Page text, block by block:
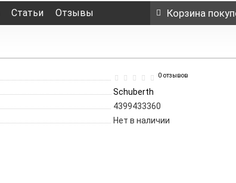
Статьи Отзывы Корзина
0 отзывов
Schuberth
4399433360
Нет в наличии